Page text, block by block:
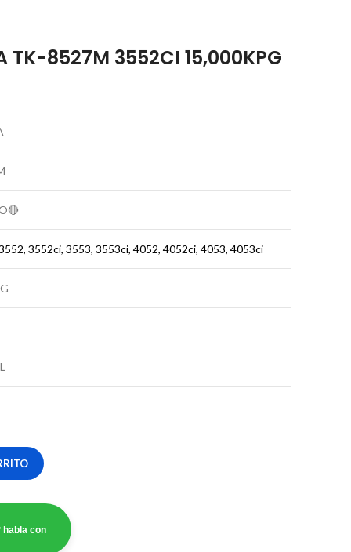
TK-8527M 3552CI 15,000KPG
3552ci, 3553, 3553ci, 4052, 4052ci, 4053, 4053ci
habla con